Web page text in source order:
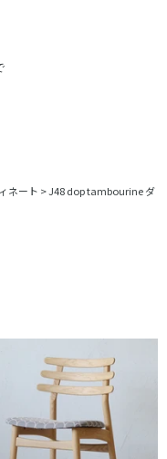
ネート >J48 dop tambourine ダ